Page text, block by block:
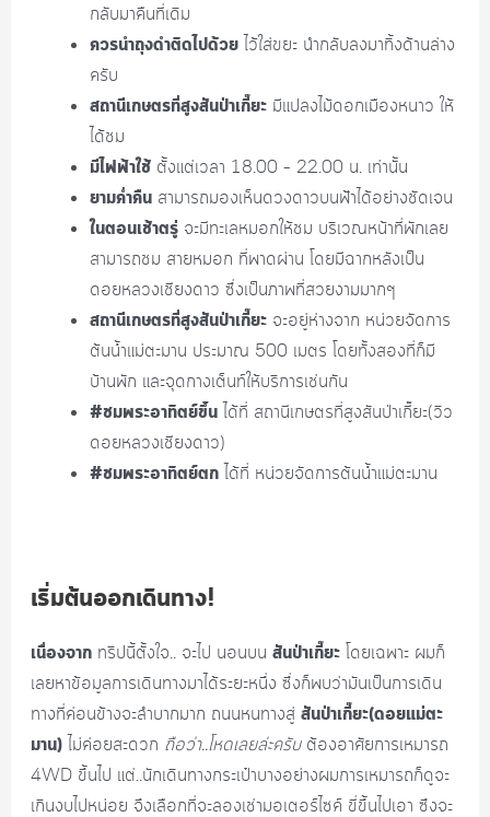
กลับมาคืนที่เดิม
ควรนำถุงดำติดไปด้วยไว้ใส่ขยะ นำกลับลงมาทิ้งด้านล่าง
ครับ
สถานีเกษตรที่สูงสันป่าเกี๊ยะมีแปลงไม้ดอกเมืองหนาว ให้
ได้ชม
มีไฟฟ้าใช้ตั้งแต่เวลา 18.00 – 22.00 น. เท่านั้น
ยามค่ำคืนสามารถมองเห็นดวงดาวบนฟ้าได้อย่างชัดเจน
ในตอนเช้าตรู่จะมีทะเลหมอกให้ชม บริเวณหน้าที่พักเลย
สามารถชม สายหมอก ที่พาดผ่าน โดยมีฉากหลังเป็น
ดอยหลวงเชียงดาว ซึ่งเป็นภาพที่สวยงามมากๆ
สถานีเกษตรที่สูงสันป่าเกี๊ยะจะอยู่ห่างจาก หน่วยจัดการ
ต้นน้ำแม่ตะมาน ประมาณ 500 เมตร โดยทั้งสองที่ก็มี
บ้านพัก และจุดกางเต็นท์ให้บริการเช่นกัน
#ชมพระอาทิตย์ขึ้นได้ที่ สถานีเกษตรที่สูงสันป่าเกี๊ยะ(วิว
ดอยหลวงเชียงดาว)
#ชมพระอาทิตย์ตกได้ที่ หน่วยจัดการต้นน้ำแม่ตะมาน
เริ่มต้นออกเดินทาง!
เนื่องจากทริปนี้ตั้งใจ.. จะไป นอนบน สันป่าเกี๊ยะโดยเฉพาะ ผมก็
เลยหาข้อมูลการเดินทางมาได้ระยะหนึ่ง ซึ่งก็พบว่ามันเป็นการเดิน
ทางที่ค่อนข้างจะลำบากมาก ถนนหนทางสู่สันป่าเกี๊ยะ(ดอยแม่ตะ
มาน)ไม่ค่อยสะดวก ถือว่า..โหดเลยล่ะครับต้องอาศัยการเหมารถ
4WD ขึ้นไป แต่..นักเดินทางกระเป๋าบางอย่างผมการเหมารถก็ดูจะ
เกินงบไปหน่อย จึงเลือกที่จะลองเช่ามอเตอร์ไซค์ ขี่ขึ้นไปเอา ซึงจะ